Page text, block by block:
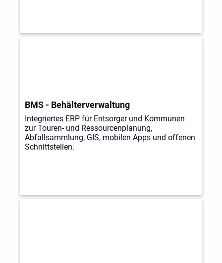
BMS - Behälterverwaltung
Integriertes ERP für Entsorger und Kommunen
zur Touren- und Ressourcenplanung,
Abfallsammlung, GIS, mobilen Apps und offenen
Schnittstellen.